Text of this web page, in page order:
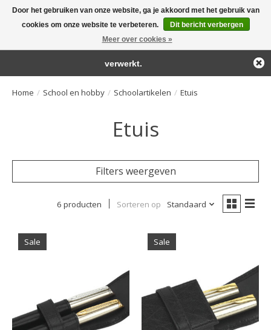
Large selection of products and fast shipping!
Home / School en hobby / Schoolartikelen / Etuis
Etuis
Filters weergeven
6 producten Sorteren op Standaard
Sale Sale
Door het gebruiken van onze website, ga je akkoord met het gebruik van
cookies om onze website te verbeteren.
Dit bericht verbergen
Meer over cookies »
← Keer terug naar de backofficeDeze winkel is in aanbouw.
Eventueel geplaatste orders zullen niet worden gehonoreerd of
verwerkt.